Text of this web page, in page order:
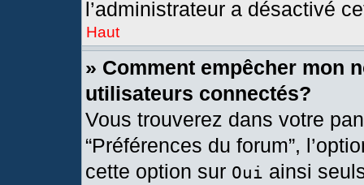
l’administrateur a désactivé
Haut
» Comment empêcher mon
utilisateurs connectés?
Vous trouverez dans votre
“Préférences du forum”,
cette option sur Oui ainsi